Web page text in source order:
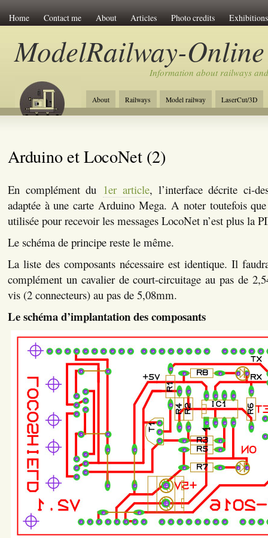
Home Contact me About Articles Photo credits Exhibitions
ModelRailway-Online
Information about railways
About Railways Model railway LaserCut/3D
Arduino et LocoNet (2)
En complément du 1er article, l’interface décrite ci-
adaptée à une carte Arduino Mega. A noter toutefois
utilisée pour recevoir les messages LocoNet n’est plus la
Le schéma de principe reste le même.
La liste des composants nécessaire est identique. Il
complément un cavalier de court-circuitage au pas de
vis (2 connecteurs) au pas de 5,08mm.
Le schéma d’implantation des composants